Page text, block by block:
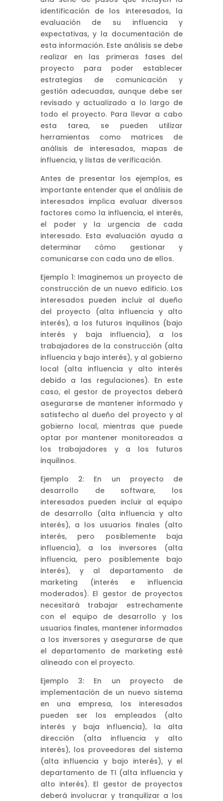
identificación de los interesados, la
evaluación de su influencia y
expectativas, y la documentación de
esta información. Este análisis se debe
realizar en las primeras fases del
proyecto para poder establecer
estrategias de comunicación y
gestión adecuadas, aunque debe ser
revisado y actualizado a lo largo de
todo el proyecto. Para llevar a cabo
esta tarea, se pueden utilizar
herramientas como matrices de
análisis de interesados, mapas de
influencia, y listas de verificación.
Antes de presentar los ejemplos, es
importante entender que el análisis de
interesados implica evaluar diversos
factores como la influencia, el interés,
el poder y la urgencia de cada
interesado. Esta evaluación ayuda a
determinar cómo gestionar y
comunicarse con cada uno de ellos.
Ejemplo 1: Imaginemos un proyecto de
construcción de un nuevo edificio. Los
interesados pueden incluir al dueño
del proyecto (alta influencia y alto
interés), a los futuros inquilinos (bajo
interés y baja influencia), a los
trabajadores de la construcción (alta
influencia y bajo interés), y al gobierno
local (alta influencia y alto interés
debido a las regulaciones). En este
caso, el gestor de proyectos deberá
asegurarse de mantener informado y
satisfecho al dueño del proyecto y al
gobierno local, mientras que puede
optar por mantener monitoreados a
los trabajadores y a los futuros
inquilinos.
Ejemplo 2: En un proyecto de
desarrollo de software, los
interesados pueden incluir al equipo
de desarrollo (alta influencia y alto
interés), a los usuarios finales (alto
interés, pero posiblemente baja
influencia), a los inversores (alta
influencia, pero posiblemente bajo
interés), y al departamento de
marketing (interés e influencia
moderados). El gestor de proyectos
necesitará trabajar estrechamente
con el equipo de desarrollo y los
usuarios finales, mantener informados
a los inversores y asegurarse de que
el departamento de marketing esté
alineado con el proyecto.
Ejemplo 3: En un proyecto de
implementación de un nuevo sistema
en una empresa, los interesados
pueden ser los empleados (alto
interés y baja influencia), la alta
dirección (alta influencia y alto
interés), los proveedores del sistema
(alta influencia y bajo interés), y el
departamento de TI (alta influencia y
alto interés). El gestor de proyectos
deberá involucrar y tranquilizar a los